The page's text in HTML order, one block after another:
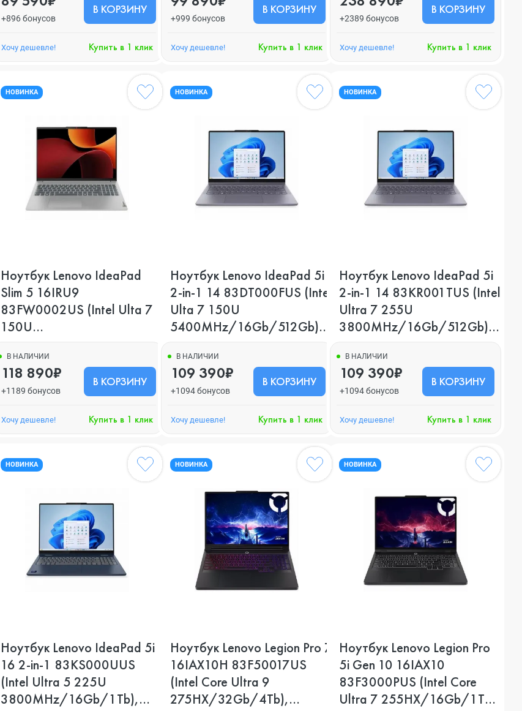
+896 бонусов
В КОРЗИНУ
Хочу дешевле! Купить в 1 клик
+999 бонусов
В КОРЗИНУ
Хочу дешевле! Купить в 1 клик
+2389 бонусов
В КОРЗИНУ
Хочу дешевле! Купить в 1 клик
НОВИНКА
Ноутбук Lenovo IdeaPad
Slim 5 16IRU9
83FW0002US (Intel Ulta 7
150U
Серый
В НАЛИЧИИ
118 890₽
+1189 бонусов
В КОРЗИНУ
Хочу дешевле! Купить в 1 клик
НОВИНКА
Ноутбук Lenovo IdeaPad 5i
2-in-1 14 83DT000FUS (Intel
Ulta 7 150U
5400MHz/16Gb/512Gb),
В НАЛИЧИИ
109 390₽
+1094 бонусов
В КОРЗИНУ
Хочу дешевле! Купить в 1 клик
НОВИНКА
Ноутбук Lenovo IdeaPad 5i
2-in-1 14 83KR001TUS (Intel
Ultra 7 255U
3800MHz/16Gb/512Gb),
В НАЛИЧИИ
109 390₽
+1094 бонусов
В КОРЗИНУ
Хочу дешевле! Купить в 1 клик
НОВИНКА
Ноутбук Lenovo IdeaPad 5i
16 2-in-1 83KS000UUS
(Intel Ultra 5 225U
3800MHz/16Gb/1Tb),
НОВИНКА
Ноутбук Lenovo Legion Pro 7
16IAX10H 83F50017US
(Intel Core Ultra 9
275HX/32Gb/4Tb),
НОВИНКА
Ноутбук Lenovo Legion Pro
5i Gen 10 16IAX10
83F3000PUS (Intel Core
Ultra 7 255HX/16Gb/1Tb),